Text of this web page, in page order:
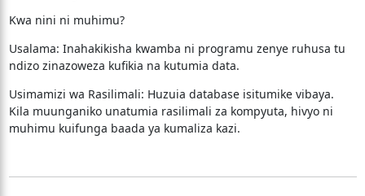
Kwa nini ni muhimu?
Usalama: Inahakikisha kwamba ni programu zenye ruhusa tu
ndizo zinazoweza kufikia na kutumia data.
Usimamizi wa Rasilimali: Huzuia database isitumike vibaya.
Kila muunganiko unatumia rasilimali za kompyuta, hivyo ni
muhimu kuifunga baada ya kumaliza kazi.